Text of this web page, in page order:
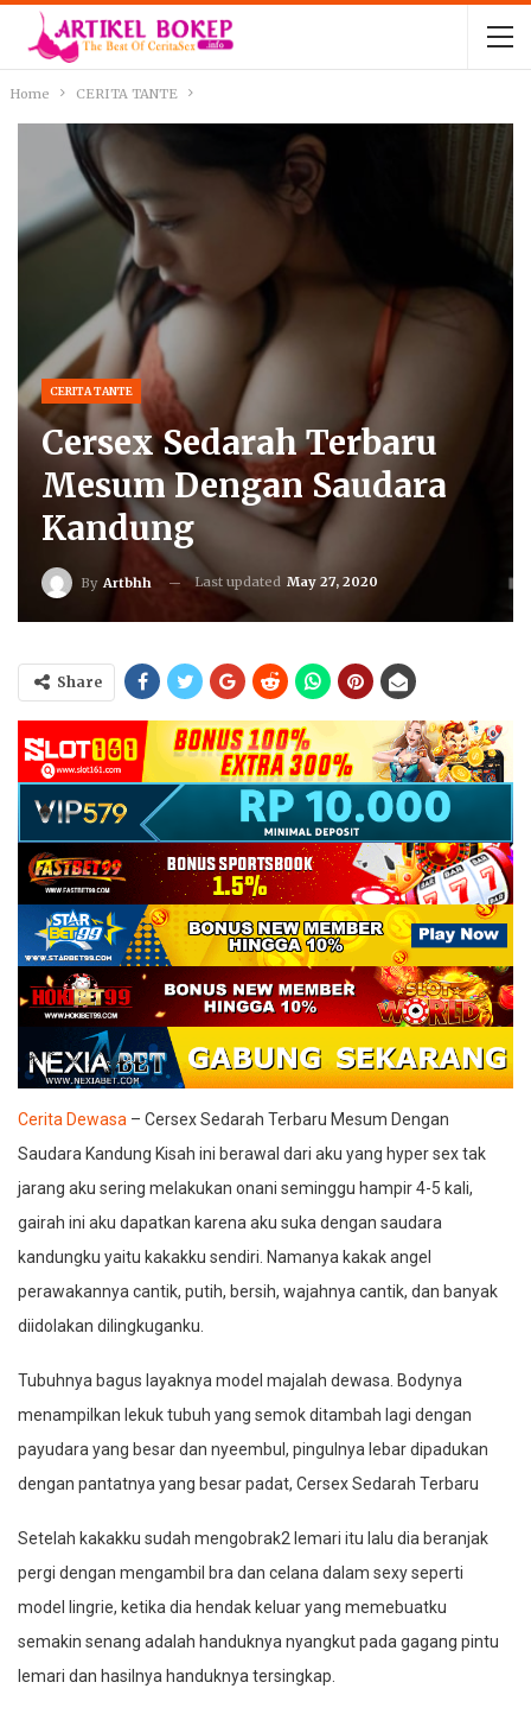
Home CERITA TANTE
CERITA TANTE
Cersex Sedarah Terbaru
Mesum Dengan Saudara
Kandung
By Artbhh Last updated May 27, 2020
Share
Cerita Dewasa – Cersex Sedarah Terbaru Mesum Dengan
Saudara Kandung Kisah ini berawal dari aku yang hyper sex tak
jarang aku sering melakukan onani seminggu hampir 4-5 kali,
gairah ini aku dapatkan karena aku suka dengan saudara
kandungku yaitu kakakku sendiri. Namanya kakak angel
perawakannya cantik, putih, bersih, wajahnya cantik, dan banyak
diidolakan dilingkuganku.
Tubuhnya bagus layaknya model majalah dewasa. Bodynya
menampilkan lekuk tubuh yang semok ditambah lagi dengan
payudara yang besar dan nyeembul, pingulnya lebar dipadukan
dengan pantatnya yang besar padat, Cersex Sedarah Terbaru
Setelah kakakku sudah mengobrak2 lemari itu lalu dia beranjak
pergi dengan mengambil bra dan celana dalam sexy seperti
model lingrie, ketika dia hendak keluar yang memebuatku
semakin senang adalah handuknya nyangkut pada gagang pintu
lemari dan hasilnya handuknya tersingkap.